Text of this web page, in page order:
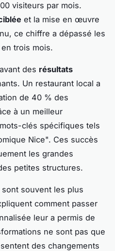
visiteurs par mois.
et la mise en œuvre
ce chiffre a dépassé les
trois mois.
des résultats
Un restaurant local a
de 40 % des
à un meilleur
clés spécifiques tels
Nice". Ces succès
les grandes
petites structures.
souvent les plus
comment passer
leur a permis de
ne sont pas que
des changements